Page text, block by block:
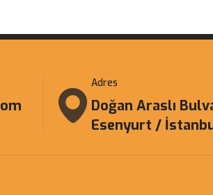
Adres
Doğan Araslı
Esenyurt /